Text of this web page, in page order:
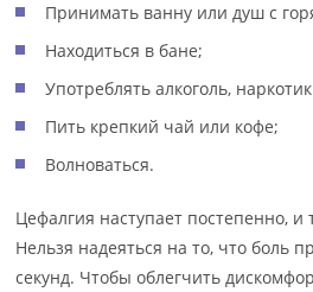
Принимать ванну или душ с
Находиться в бане;
Употреблять алкоголь,
Пить крепкий чай или кофе;
Волноваться.
Цефалгия наступает постепенно, и
Нельзя надеяться на то, что боль
секунд. Чтобы облегчить